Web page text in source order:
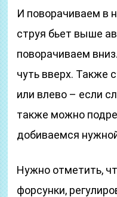
И поворачиваем в
струя бьет выше
поворачиваем
чуть вверх. Также
или влево – если
также можно
добиваемся
Нужно отметить,
форсунки,